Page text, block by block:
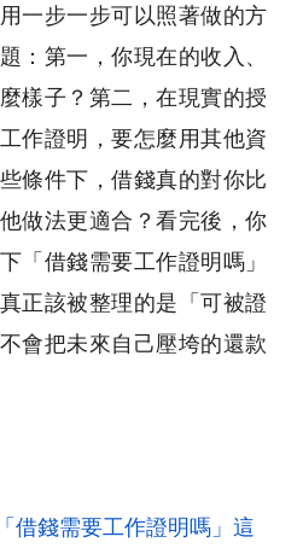
一步一步可以照著做的方
：第一，你現在的收入、
樣子？第二，在現實的授
作證明，要怎麼用其他資
條件下，借錢真的對你比
做法更適合？看完後，你
「借錢需要工作證明嗎」
正該被整理的是「可被證
會把未來自己壓垮的還款
借錢需要工作證明嗎」這